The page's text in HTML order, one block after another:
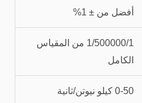
أفضل من ± 1%
1/500000/1 من المقياس
الكامل
0-50 كيلو نيوتن/ثانية